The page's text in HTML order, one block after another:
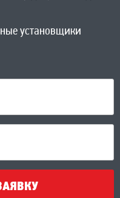
установщики